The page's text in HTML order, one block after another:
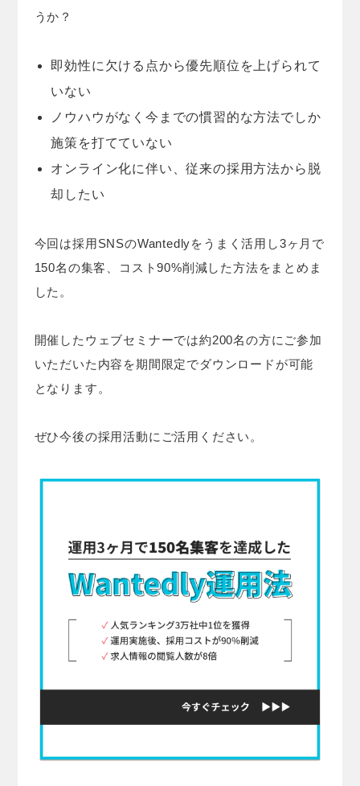
うか？
即効性に欠ける点から優先順位を上げられて
いない
ノウハウがなく今までの慣習的な方法でしか
施策を打てていない
オンライン化に伴い、従来の採用方法から脱
却したい
今回は採用SNSのWantedlyをうまく活用し3ヶ月で
150名の集客、コスト90%削減した方法をまとめま
した。
開催したウェブセミナーでは約200名の方にご参加
いただいた内容を期間限定でダウンロードが可能
となります。
ぜひ今後の採用活動にご活用ください。